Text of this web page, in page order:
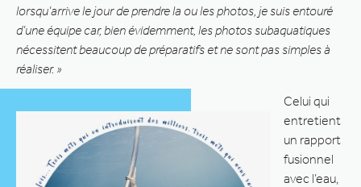
lorsqu’arrive le jour de prendre la ou les photos, je suis entouré
d’une équipe car, bien évidemment, les photos subaquatiques
nécessitent beaucoup de préparatifs et ne sont pas simples à
réaliser. »
Celui qui
entretient
un rapport
fusionnel
avec l’eau,